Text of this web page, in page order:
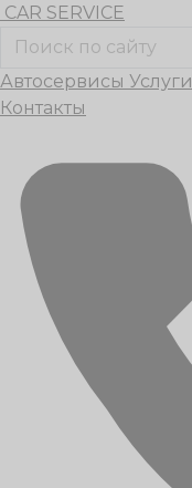
Перейти
CAR SERVICE
Поиск
Автосервисы Услуги
Контакты